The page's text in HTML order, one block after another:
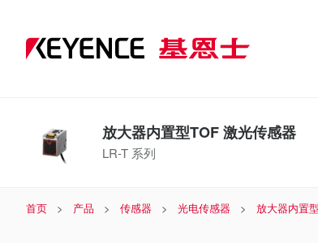
放大器内置型TOF 激光传感器
LR-T 系列
首页 产品 传感器 光电传感器 放大器内置